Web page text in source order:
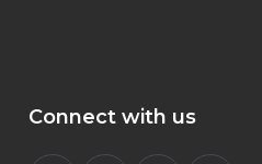
Connect with us